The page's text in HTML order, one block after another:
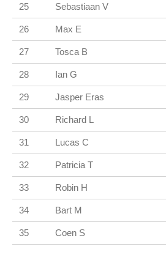
25 Sebastiaan V
26 Max E
27 Tosca B
28 Ian G
29 Jasper Eras
30 Richard L
31 Lucas C
32 Patricia T
33 Robin H
34 Bart M
35 Coen S